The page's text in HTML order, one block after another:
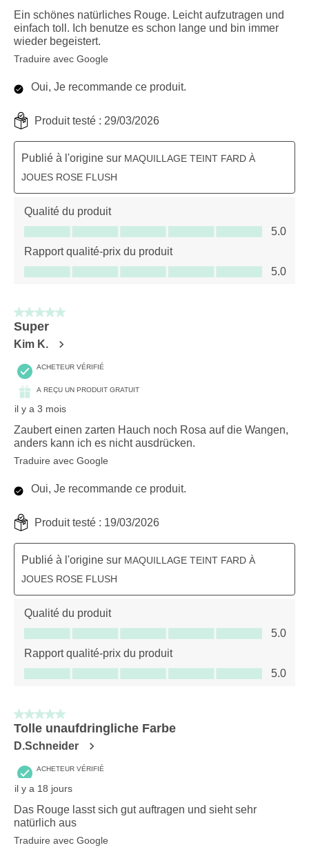
Ein schönes natürliches Rouge. Leicht aufzutragen und
einfach toll. Ich benutze es schon lange und bin immer
wieder begeistert.
Traduire avec Google
Oui, Je recommande ce produit.
Produit testé : 29/03/2026
Publié à l'origine sur MAQUILLAGE TEINT FARD À
JOUES ROSE FLUSH
Qualité du produit
Qualité du produit, 5.0 sur 5
5.0
Rapport qualité-prix du produit
Rapport qualité-prix du produit, 5.0 sur 5
5.0
5 sur 5 étoiles.
Super
Kim K.
ACHETEUR VÉRIFIÉ
A REÇU UN PRODUIT GRATUIT
il y a 3 mois
Zaubert einen zarten Hauch noch Rosa auf die Wangen,
anders kann ich es nicht ausdrücken.
Traduire avec Google
Oui, Je recommande ce produit.
Produit testé : 19/03/2026
Publié à l'origine sur MAQUILLAGE TEINT FARD À
JOUES ROSE FLUSH
Qualité du produit
Qualité du produit, 5.0 sur 5
5.0
Rapport qualité-prix du produit
Rapport qualité-prix du produit, 5.0 sur 5
5.0
5 sur 5 étoiles.
Tolle unaufdringliche Farbe
D.Schneider
ACHETEUR VÉRIFIÉ
il y a 18 jours
Das Rouge lasst sich gut auftragen und sieht sehr
natürlich aus
Traduire avec Google